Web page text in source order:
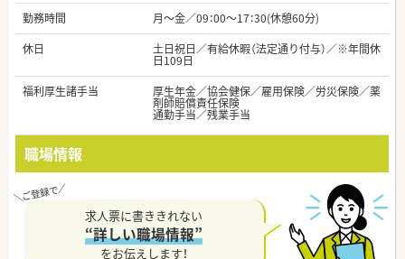
勤務時間
月～金／09：00～17：30(休憩60分)
休日
土日祝日／有給休暇（法定通り付与）／※年間休
日109日
福利厚生諸手当
厚生年金／協会健保／雇用保険／労災保険／薬
剤師賠償責任保険
通勤手当／残業手当
職場情報
求人票に書ききれない
“詳しい職場情報”
をお伝えします！